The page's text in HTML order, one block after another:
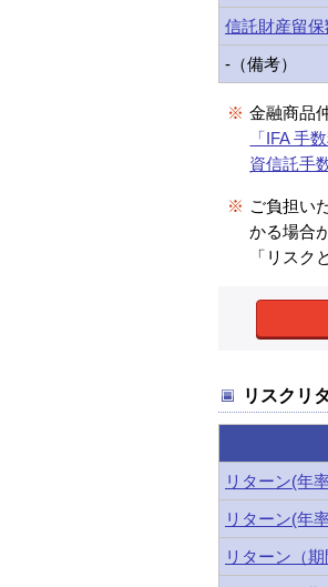
信託財産留保
-（備考）
※ 金融商品
「IFA 手
資信託手
※ ご負担い
かる場合
「リスク
リスクリ
リターン(年
リターン(年
リターン（期